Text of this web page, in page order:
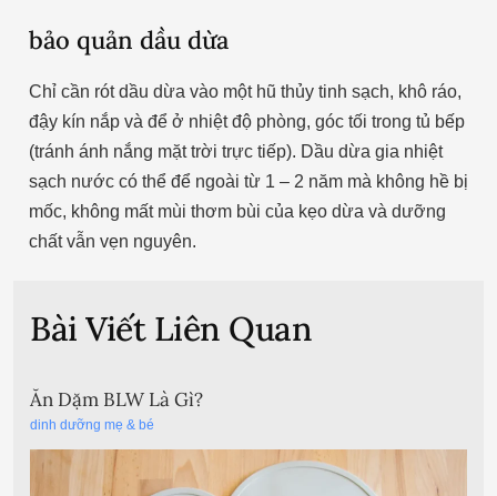
bảo quản dầu dừa
Chỉ cần rót dầu dừa vào một hũ thủy tinh sạch, khô ráo,
đậy kín nắp và để ở nhiệt độ phòng, góc tối trong tủ bếp
(tránh ánh nắng mặt trời trực tiếp). Dầu dừa gia nhiệt
sạch nước có thể để ngoài từ 1 – 2 năm mà không hề bị
mốc, không mất mùi thơm bùi của kẹo dừa và dưỡng
chất vẫn vẹn nguyên.
Bài Viết Liên Quan
Ăn Dặm BLW Là Gì?
dinh dưỡng mẹ & bé